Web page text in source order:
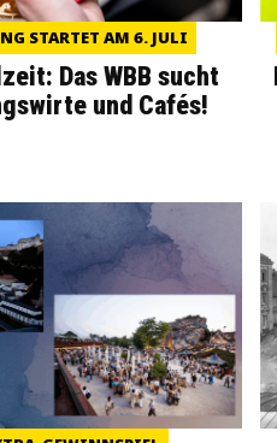
STARTET AM 6. JULI
Das WBB sucht
und Cafés!